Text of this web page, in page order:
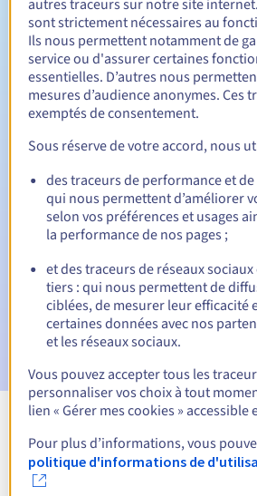
Durée de renouvellement
Période de rédemption
Notifications automatiques :
E-mails d'avertissement : 60, 30, 15,
date d'échéance
E-mail le jour de l'expirationpour
suspension du nom de domaine
E-mail après la période de grâce de
notification de la suppression du nom
Voir toutes les
autres traceurs sur notre site
sont strictement nécessaires au
Ils nous permettent notamment de
service ou d'assurer certaines
essentielles. D’autres nous
mesures d’audience anonymes. Ces
exemptés de consentement.
Sous réserve de votre accord, nous
des traceurs de performance et
qui nous permettent d’améliorer
selon vos préférences et usages
la performance de nos pages ;
et des traceurs de réseaux
tiers : qui nous permettent de
ciblées, de mesurer leur efficacité
certaines données avec nos
et les réseaux sociaux.
Vous pouvez accepter tous les
personnaliser vos choix à tout
lien « Gérer mes cookies » accessible
Pour plus d’informations, vous
politique d'informations de